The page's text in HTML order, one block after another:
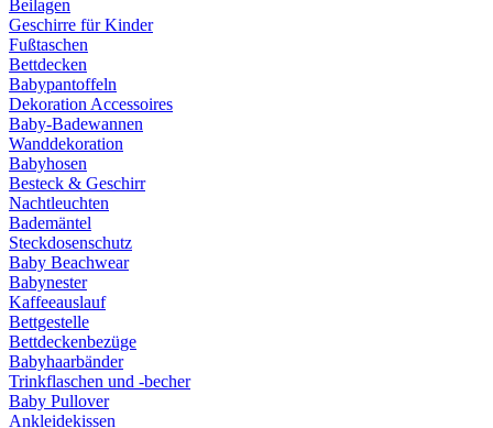
Beilagen
Geschirre für Kinder
Fußtaschen
Bettdecken
Babypantoffeln
Dekoration Accessoires
Baby-Badewannen
Wanddekoration
Babyhosen
Besteck & Geschirr
Nachtleuchten
Bademäntel
Steckdosenschutz
Baby Beachwear
Babynester
Kaffeeauslauf
Bettgestelle
Bettdeckenbezüge
Babyhaarbänder
Trinkflaschen und -becher
Baby Pullover
Ankleidekissen